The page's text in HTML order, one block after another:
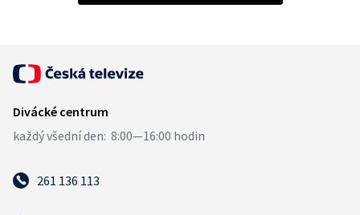
261 136 113